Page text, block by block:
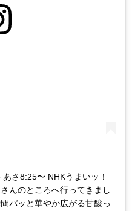
さ8:25〜 NHKうまいッ！
んのところへ行ってきまし
パッと華やか広がる甘酸っ